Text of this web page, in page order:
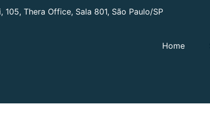
105, Thera Office, Sala 801, São Paulo/SP
Home